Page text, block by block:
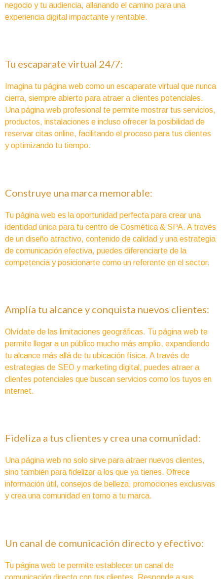
negocio y tu audiencia, allanando el camino para una
experiencia digital impactante y rentable.
Tu escaparate virtual 24/7:
Imagina tu página web como un escaparate virtual que nunca
cierra, siempre abierto para atraer a clientes potenciales.
Una página web profesional te permite mostrar tus servicios,
productos, instalaciones e incluso ofrecer la posibilidad de
reservar citas online, facilitando el proceso para tus clientes
y optimizando tu tiempo.
Construye una marca memorable:
Tu página web es la oportunidad perfecta para crear una
identidad única para tu centro de Cosmética & SPA. A través
de un diseño atractivo, contenido de calidad y una estrategia
de comunicación efectiva, puedes diferenciarte de la
competencia y posicionarte como un referente en el sector.
Amplía tu alcance y conquista nuevos clientes:
Olvídate de las limitaciones geográficas. Tu página web te
permite llegar a un público mucho más amplio, expandiendo
tu alcance más allá de tu ubicación física. A través de
estrategias de SEO y marketing digital, puedes atraer a
clientes potenciales que buscan servicios como los tuyos en
internet.
Fideliza a tus clientes y crea una comunidad:
Una página web no solo sirve para atraer nuevos clientes,
sino también para fidelizar a los que ya tienes. Ofrece
información útil, consejos de belleza, promociones exclusivas
y crea una comunidad en torno a tu marca.
Un canal de comunicación directo y efectivo:
Tu página web te permite establecer un canal de
comunicación directo con tus clientes. Responde a sus